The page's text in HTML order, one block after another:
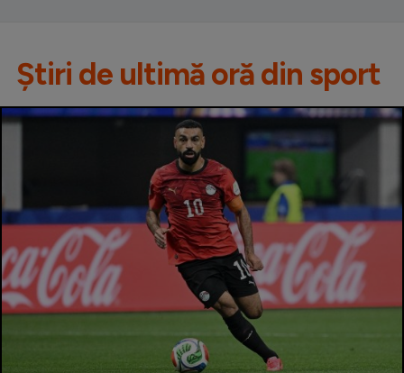
Știri de ultimă oră din sport